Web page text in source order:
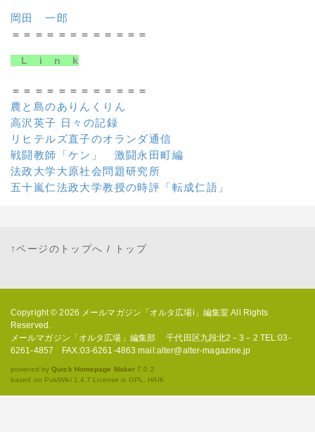
岡田 一郎
＝＝＝＝＝＝＝＝＝＝＝＝
L i n k
＝＝＝＝＝＝＝＝＝＝＝＝
農と島のありんくりん
高沢英子 日々の記録
リヒテルズ直子のオランダ通信
戦闘教師「ケン」 激闘永田町編
法政大学大原社会問題研究所
五十嵐仁法政大学教授の時評「転成仁語」
↑ページのトップへ / トップ
Copyright © 2026 メールマガジン「オルタ広場i」編集室 All Rights
Reserved.
メールマガジン「オルタ広場」編集部 千代田区九段北2－3－2 TEL:03-
6261-4857 FAX:03-6261-4863 mail:alter@alter-magazine.jp
powered byQuick Homepage Maker 7.0.2
based on PukiWiki 1.4.7 License is GPL. HAIK